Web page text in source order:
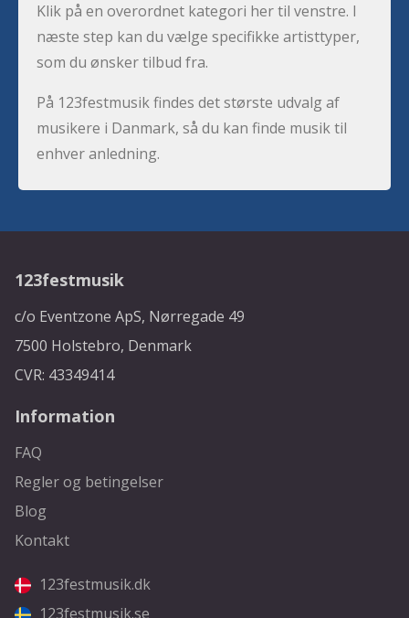
Klik på en overordnet kategori her til venstre. I
næste step kan du vælge specifikke artisttyper,
som du ønsker tilbud fra.
På 123festmusik findes det største udvalg af
musikere i Danmark, så du kan finde musik til
enhver anledning.
123festmusik
c/o Eventzone ApS, Nørregade 49
7500 Holstebro, Denmark
CVR: 43349414
Information
FAQ
Regler og betingelser
Blog
Kontakt
123festmusik.dk
123festmusik.se